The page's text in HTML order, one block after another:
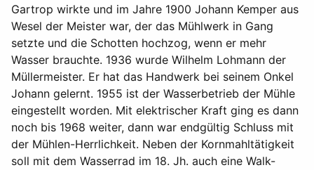
Gartrop wirkte und im Jahre 1900 Johann Kemper aus
Wesel der Meister war, der das Mühlwerk in Gang
setzte und die Schotten hochzog, wenn er mehr
Wasser brauchte. 1936 wurde Wilhelm Lohmann der
Müllermeister. Er hat das Handwerk bei seinem Onkel
Johann gelernt. 1955 ist der Wasserbetrieb der Mühle
eingestellt worden. Mit elektrischer Kraft ging es dann
noch bis 1968 weiter, dann war endgültig Schluss mit
der Mühlen-Herrlichkeit. Neben der Kornmahltätigkeit
soll mit dem Wasserrad im 18. Jh. auch eine Walk-